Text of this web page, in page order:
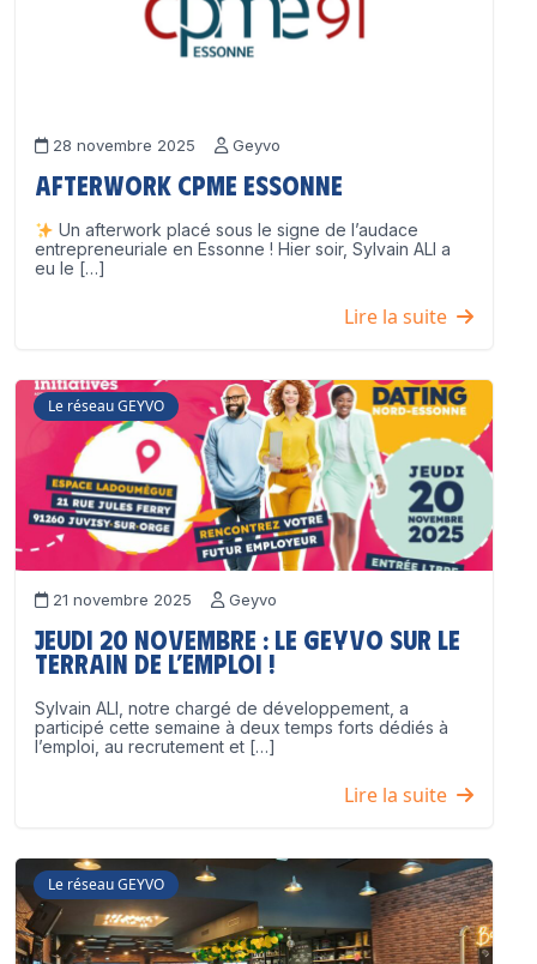
28 novembre 2025 Geyvo
Afterwork CPME Essonne
Un afterwork placé sous le signe de l’audace
entrepreneuriale en Essonne ! Hier soir, Sylvain ALI a
eu le […]
Lire la suite
Le réseau GEYVO
21 novembre 2025 Geyvo
Jeudi 20 novembre : le GEYVO sur le
terrain de l’emploi !
Sylvain ALI, notre chargé de développement, a
participé cette semaine à deux temps forts dédiés à
l’emploi, au recrutement et […]
Lire la suite
Le réseau GEYVO